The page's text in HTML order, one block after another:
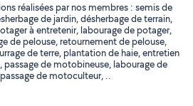
réalisées par nos membres : semis de
de jardin, désherbage de terrain,
à entretenir, labourage de potager,
de pelouse, retournement de pelouse,
de terre, plantation de haie, entretien
passage de motobineuse, labourage de
de motoculteur, ..